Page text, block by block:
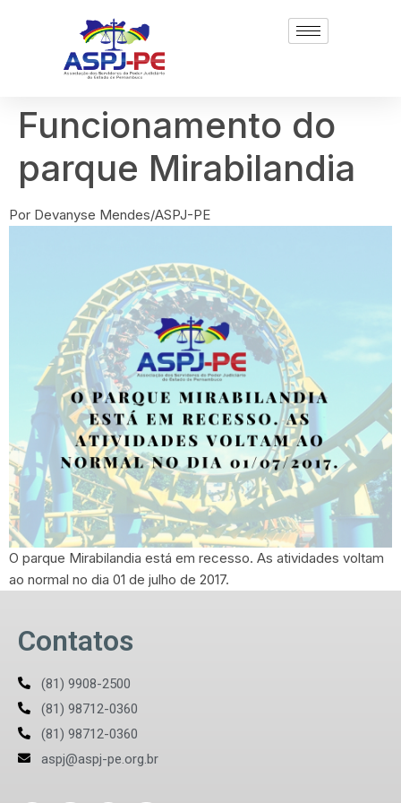
Funcionamento do
parque Mirabilandia
Por Devanyse Mendes/ASPJ-PE
O parque Mirabilandia está em recesso. As atividades voltam
ao normal no dia 01 de julho de 2017.
Contatos
(81) 9908-2500
(81) 98712-0360
(81) 98712-0360
aspj@aspj-pe.org.br